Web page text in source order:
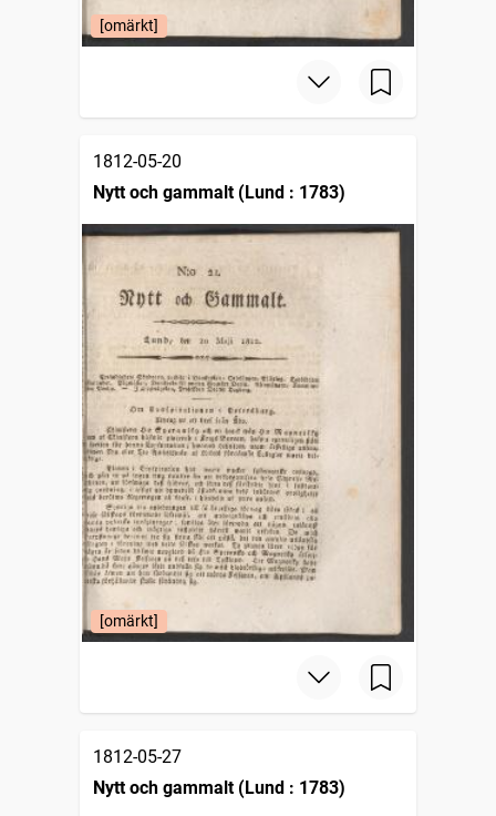
[omärkt]
1812-05-20
Nytt och gammalt (Lund : 1783)
[omärkt]
1812-05-27
Nytt och gammalt (Lund : 1783)